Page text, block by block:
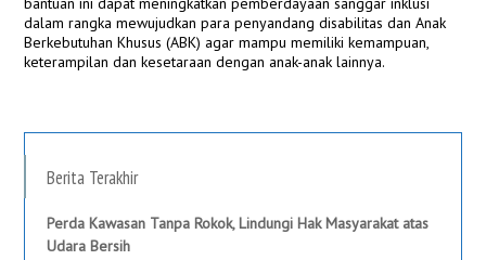
dalam rangka mewujudkan para penyandang disabilitas dan Anak
Berkebutuhan Khusus (ABK) agar mampu memiliki kemampuan,
keterampilan dan kesetaraan dengan anak-anak lainnya.
Berita Terakhir
Perda Kawasan Tanpa Rokok, Lindungi Hak Masyarakat atas
Udara Bersih